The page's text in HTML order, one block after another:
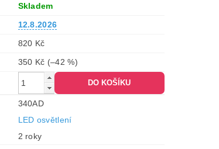
Skladem
12.8.2026
820 Kč
350 Kč (–42 %)
340AD
LED osvětlení
2 roky